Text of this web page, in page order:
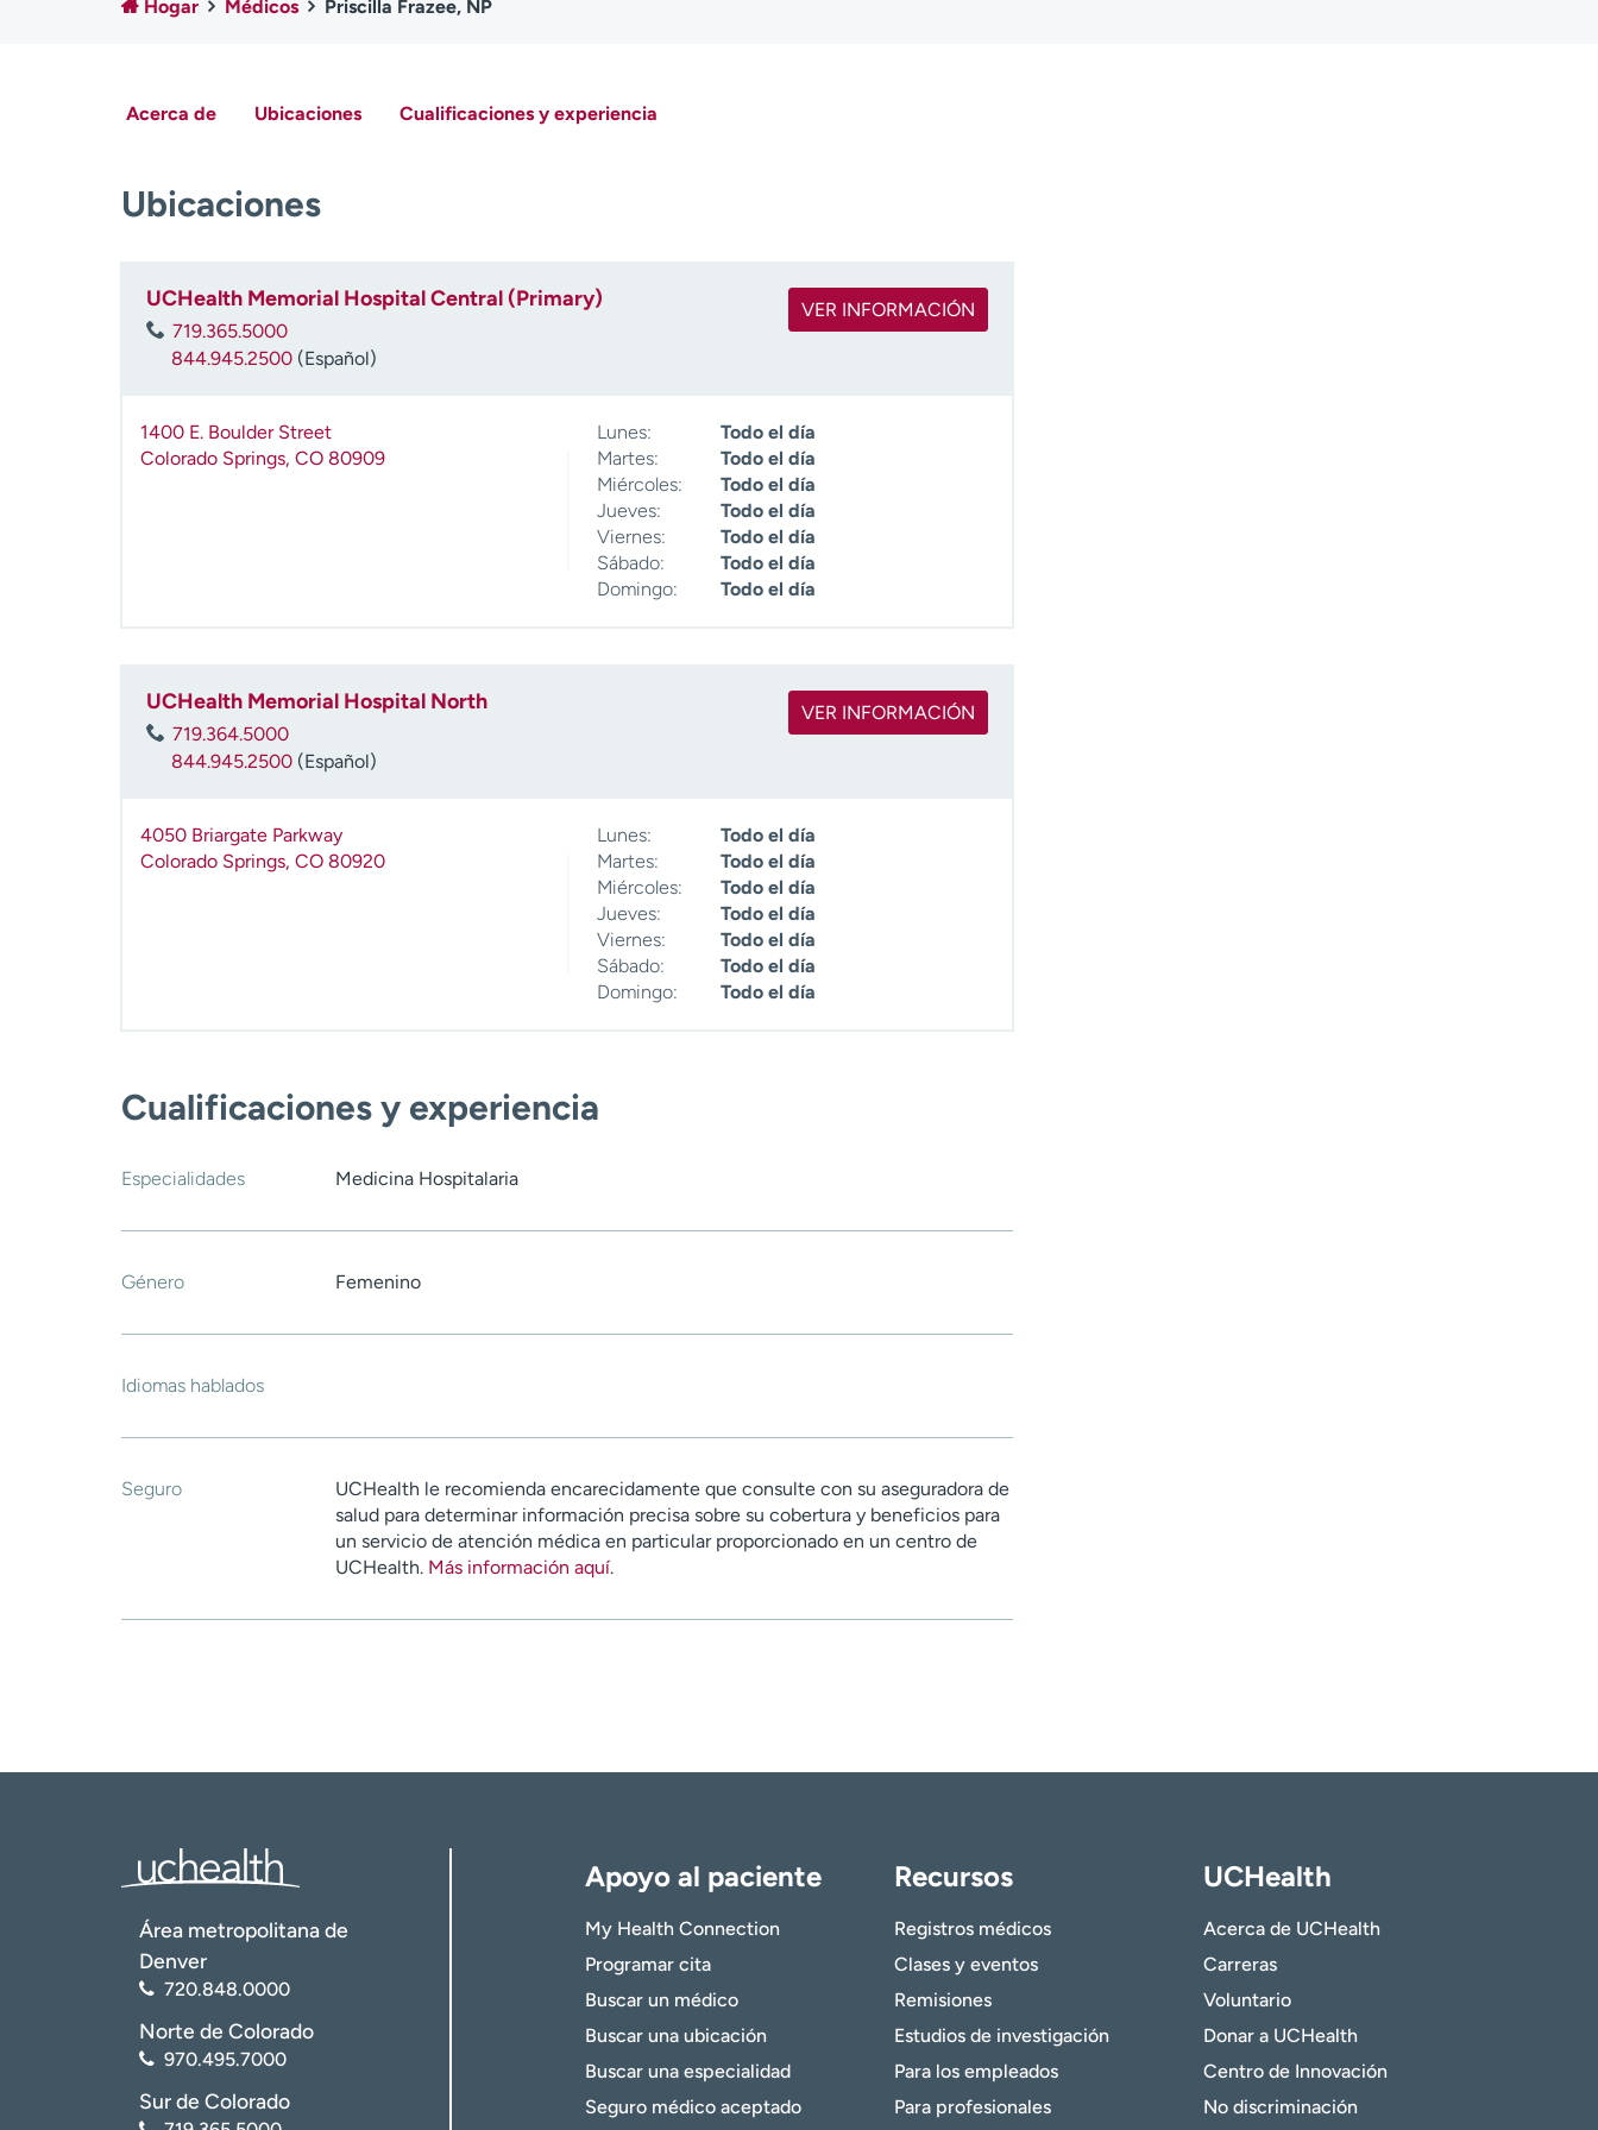
Hogar Médicos Priscilla Frazee, NP
Acerca de Ubicaciones Cualificaciones y experiencia
Ubicaciones
UCHealth Memorial Hospital Central (Primary)
719.365.5000
844.945.2500 (Español)
VER INFORMACIÓN
1400 E. Boulder Street
Colorado Springs, CO 80909
Lunes:
Todo el día
Martes:
Todo el día
Miércoles:
Todo el día
Jueves:
Todo el día
Viernes:
Todo el día
Sábado:
Todo el día
Domingo:
Todo el día
UCHealth Memorial Hospital North
719.364.5000
844.945.2500 (Español)
VER INFORMACIÓN
4050 Briargate Parkway
Colorado Springs, CO 80920
Lunes:
Todo el día
Martes:
Todo el día
Miércoles:
Todo el día
Jueves:
Todo el día
Viernes:
Todo el día
Sábado:
Todo el día
Domingo:
Todo el día
Cualificaciones y experiencia
Especialidades Medicina Hospitalaria
Género Femenino
Idiomas hablados
Seguro
UCHealth le recomienda encarecidamente que consulte con su aseguradora de
salud para determinar información precisa sobre su cobertura y beneficios para
un servicio de atención médica en particular proporcionado en un centro de
UCHealth. Más información aquí.
Área metropolitana de
Denver
720.848.0000
Norte de Colorado
970.495.7000
Sur de Colorado
Apoyo al paciente
My Health Connection
Programar cita
Buscar un médico
Buscar una ubicación
Buscar una especialidad
Seguro médico aceptado
Recursos
Registros médicos
Clases y eventos
Remisiones
Estudios de investigación
Para los empleados
Para profesionales
UCHealth
Acerca de UCHealth
Carreras
Voluntario
Donar a UCHealth
Centro de Innovación
No discriminación